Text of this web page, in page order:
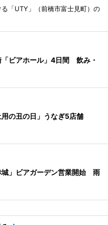
「UTY」（前橋市富士見町）の
「ビアホール」4日間 飲み・
用の丑の日」うなぎ5店舗
城」ビアガーデン営業開始 雨